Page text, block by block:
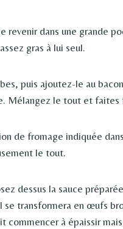
dans une grande
gras à lui seul.
puis ajoutez-le au
Mélangez le tout et faites
de fromage indiquée
le tout.
dessus la sauce
se transformera en œufs
commencer à épaissir